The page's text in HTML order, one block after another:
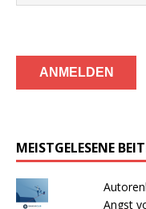
MEISTGELESENE
Angst